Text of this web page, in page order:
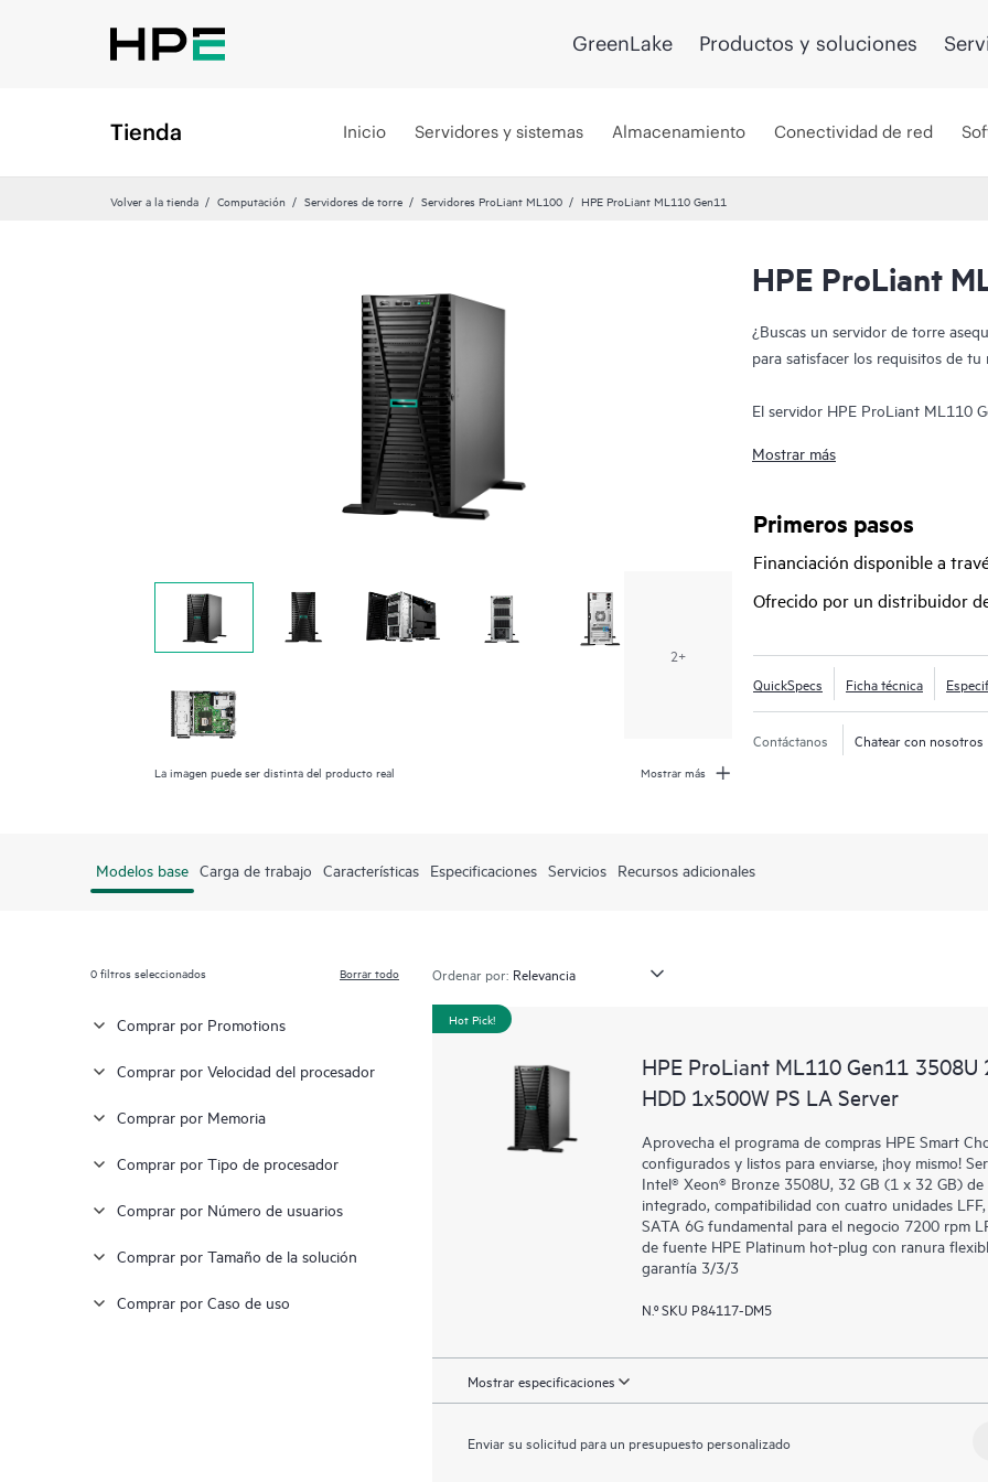
GreenLake Productos y soluciones
Tienda Inicio Servidores y sistemas Almacenamiento Conectividad de red
Volver a la tienda Computación Servidores de torre Servidores ProLiant ML100 HPE ProLiant ML110 Gen11
La imagen puede ser distinta del producto real Mostrar más
2+
HPE ProLiant
¿Buscas un servidor de torre
para satisfacer los requisitos de tu
El servidor HPE ProLiant ML110
procesadores escalables Intel®
OCP3 x16 y ocho unidades de
un rack utilizando 5,5 U de
también ofrece un ventilador
redundante para satisfacer las
Mostrar más
Primeros pasos
Financiación disponible a
Ofrecido por un distribuidor
QuickSpecs Ficha técnica
Contáctanos Chatear con nosotros
Modelos base Carga de trabajo Características Especificaciones Servicios Recursos adicionales
0filtros seleccionados Borrar todo
Comprar por Promotions
Comprar por Velocidad del procesador
Comprar por Memoria
Comprar por Tipo de procesador
Comprar por Número de usuarios
Comprar por Tamaño de la solución
Comprar por Caso de uso
Ordenar por:
Hot Pick!
HPE ProLiant ML110 Gen11 3508U
HDD 1x500W PS LA Server
Aprovecha el programa de compras HPE Smart
configurados y listos para enviarse, ¡hoy mismo!
Intel® Xeon® Bronze 3508U, 32 GB (1 x 32 GB)
integrado, compatibilidad con cuatro unidades
SATA 6G fundamental para el negocio 7200 rpm
de fuente HPE Platinum hot-plug con ranura
garantía 3/3/3
N.º SKU P84117-DM5
Mostrar especificaciones
Enviar su solicitud para un presupuesto personalizado